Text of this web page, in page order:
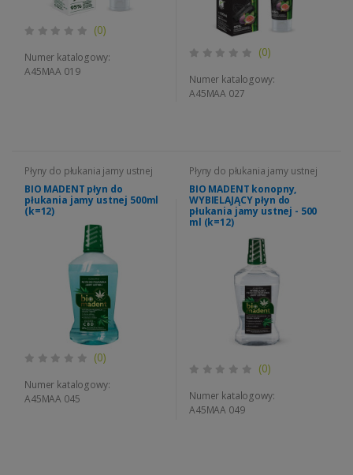
(0)
Numer katalogowy:
A45MAA 019
(0)
Numer katalogowy:
A45MAA 027
Płyny do płukania jamy ustnej
BIO MADENT płyn do
płukania jamy ustnej 500ml
(k=12)
(0)
Numer katalogowy:
A45MAA 045
Płyny do płukania jamy ustnej
BIO MADENT konopny,
WYBIELAJĄCY płyn do
płukania jamy ustnej - 500
ml (k=12)
(0)
Numer katalogowy:
A45MAA 049